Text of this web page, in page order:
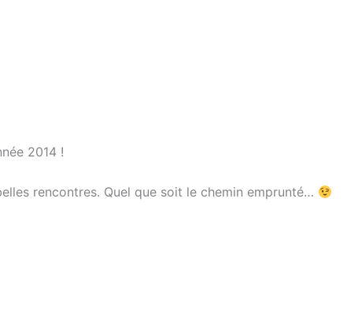
2014 !
rencontres. Quel que soit le chemin emprunté…